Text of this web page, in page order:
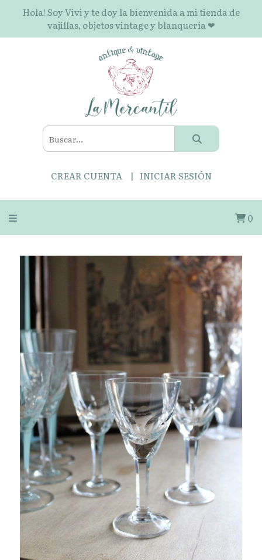
Hola! Soy Vivi y te doy la bienvenida a mi tienda de
vajillas, objetos vintage y blanquería ❤
CREAR CUENTA INICIAR SESIÓN
0